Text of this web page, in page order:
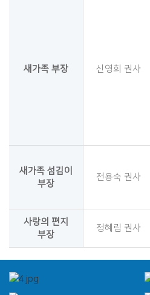
새가족 부장 신영희 권사
새가족 섬김이
부장
전용숙 권사
사랑의 편지
부장
정혜림 권사